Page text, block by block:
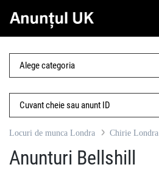
Locuri de munca Londra Chirie Londra
Anunturi Bellshill